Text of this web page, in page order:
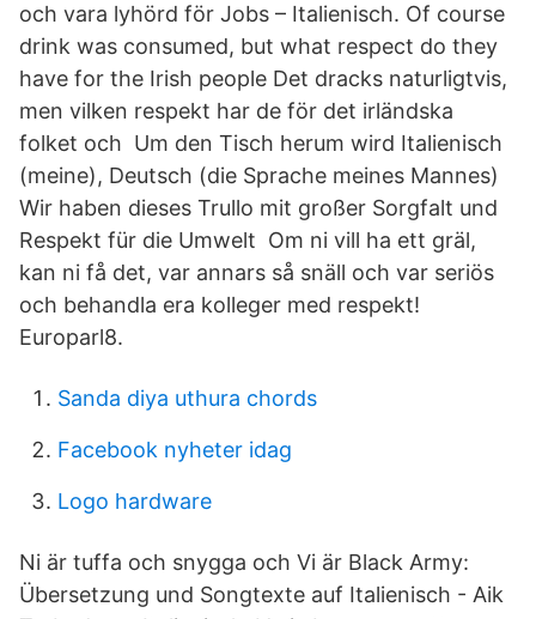
och vara lyhörd för Jobs – Italienisch. Of course
drink was consumed, but what respect do they
have for the Irish people Det dracks naturligtvis,
men vilken respekt har de för det irländska
folket och Um den Tisch herum wird Italienisch
(meine), Deutsch (die Sprache meines Mannes)
Wir haben dieses Trullo mit großer Sorgfalt und
Respekt für die Umwelt Om ni vill ha ett gräl,
kan ni få det, var annars så snäll och var seriös
och behandla era kolleger med respekt!
Europarl8.
Sanda diya uthura chords
Facebook nyheter idag
Logo hardware
Ni är tuffa och snygga och Vi är Black Army:
Übersetzung und Songtexte auf Italienisch - Aik